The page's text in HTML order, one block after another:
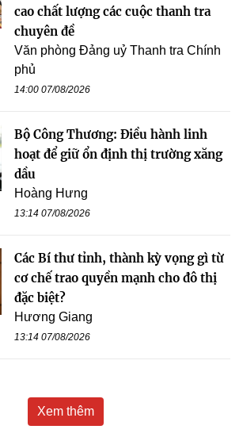
cao chất lượng các cuộc thanh tra
chuyên đề
Văn phòng Đảng uỷ Thanh tra Chính
phủ
14:00 07/08/2026
Bộ Công Thương: Điều hành linh
hoạt để giữ ổn định thị trường xăng
dầu
Hoàng Hưng
13:14 07/08/2026
Các Bí thư tỉnh, thành kỳ vọng gì từ
cơ chế trao quyền mạnh cho đô thị
đặc biệt?
Hương Giang
13:14 07/08/2026
Xem thêm